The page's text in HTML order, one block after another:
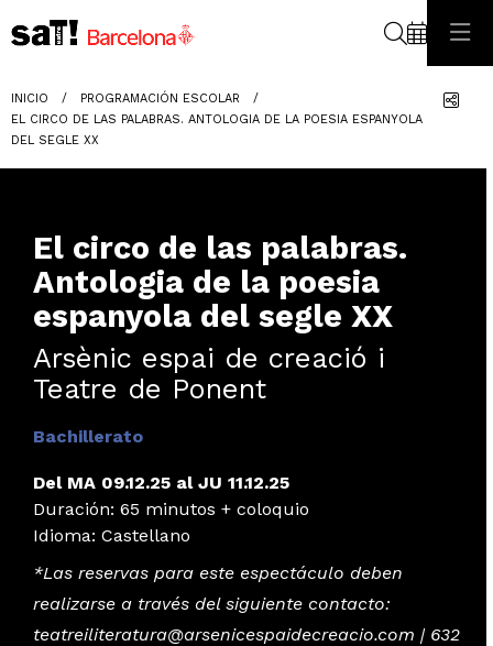
INICIO
PROGRAMACIÓN ESCOLAR
EL CIRCO DE LAS PALABRAS. ANTOLOGIA DE LA POESIA ESPANYOLA
DEL SEGLE XX
El circo de las palabras.
Antologia de la poesia
espanyola del segle XX
Arsènic espai de creació i
Teatre de Ponent
Bachillerato
Del MA 09.12.25 al JU 11.12.25
Duración: 65 minutos + coloquio
Idioma: Castellano
*Las reservas para este espectáculo deben
realizarse a través del siguiente contacto:
teatreiliteratura@arsenicespaidecreacio.com | 632